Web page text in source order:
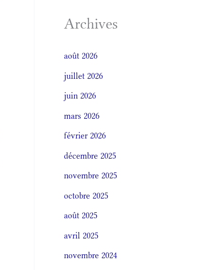
Archives
août 2026
juillet 2026
juin 2026
mars 2026
février 2026
décembre 2025
novembre 2025
octobre 2025
août 2025
avril 2025
novembre 2024